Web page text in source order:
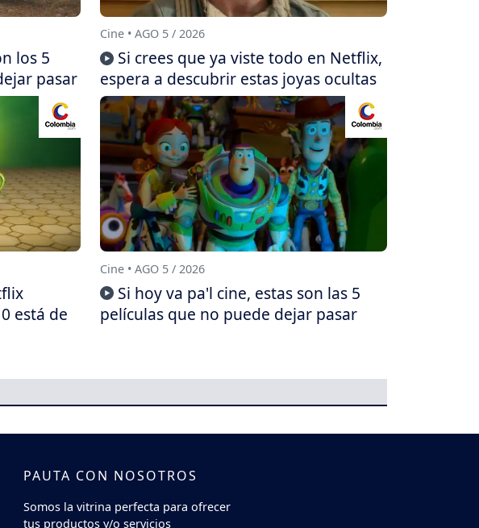
los 5
pasar
Cine • AGO 5 / 2026
Si crees que ya viste todo en Netflix,
espera a descubrir estas joyas ocultas
está de
Cine • AGO 5 / 2026
Si hoy va pa'l cine, estas son las 5
películas que no puede dejar pasar
PAUTA CON NOSOTROS
Somos la vitrina perfecta para ofrecer
tus productos y/o servicios